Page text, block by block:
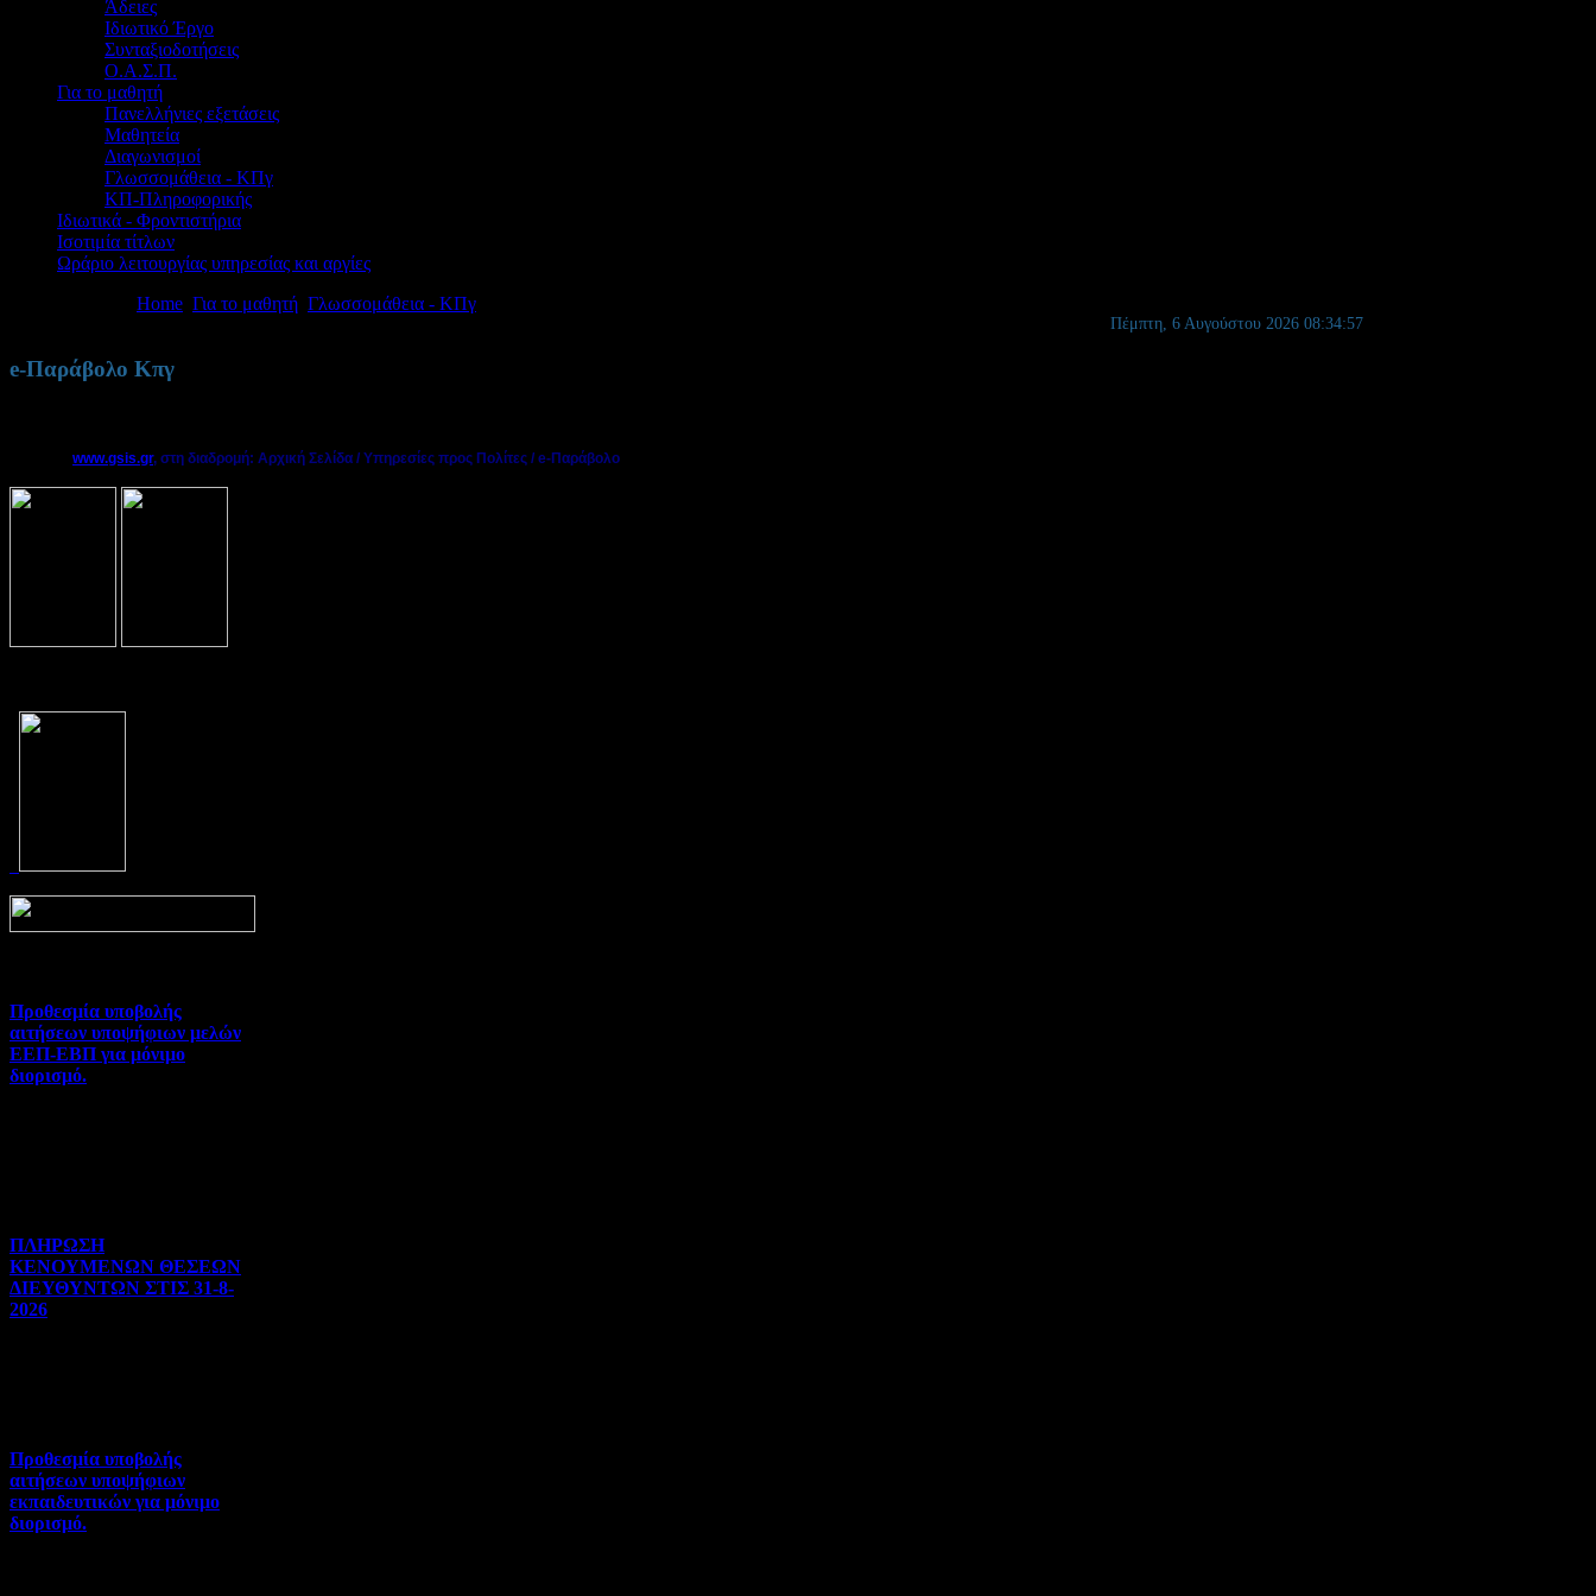
Άδειες
Ιδιωτικό Έργο
Συνταξιοδοτήσεις
Ο.Α.Σ.Π.
Για το μαθητή
Πανελλήνιες εξετάσεις
Μαθητεία
Διαγωνισμοί
Γλωσσομάθεια - ΚΠγ
ΚΠ-Πληροφορικής
Ιδιωτικά - Φροντιστήρια
Ισοτιμία τίτλων
Ωράριο λειτουργίας υπηρεσίας και αργίες
Home Για το μαθητή Γλωσσομάθεια - ΚΠγ
Πέμπτη, 6 Αυγούστου 2026 08:34:58
e-Παράβολο Κπγ
www.gsis.gr, στη διαδρομή: Αρχική Σελίδα / Υπηρεσίες προς Πολίτες / e-Παράβολο
Προθεσμία υποβολής
αιτήσεων υποψήφιων μελών
ΕΕΠ-ΕΒΠ για μόνιμο
διορισμό.
ΠΛΗΡΩΣΗ
ΚΕΝΟΥΜΕΝΩΝ ΘΕΣΕΩΝ
ΔΙΕΥΘΥΝΤΩΝ ΣΤΙΣ 31-8-
2026
Προθεσμία υποβολής
αιτήσεων υποψήφιων
εκπαιδευτικών για μόνιμο
διορισμό.